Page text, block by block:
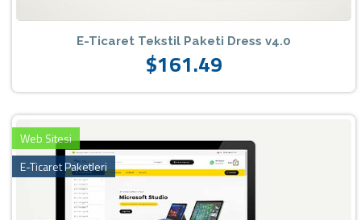
E-Ticaret Tekstil Paketi Dress v4.0
$161.49
Web Sitesi
E-Ticaret Paketleri